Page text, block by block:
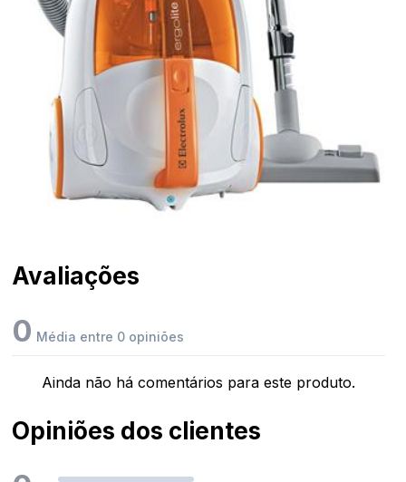
Avaliações
0 Média entre 0 opiniões
Ainda não há comentários para este produto.
Opiniões dos clientes